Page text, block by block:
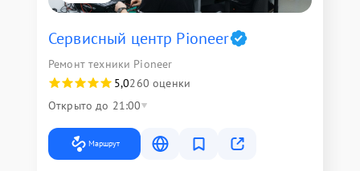
Сервисный центр Pioneer
Ремонт техники Pioneer
5,0260 оценки
Открыто до 21:00
Маршрут